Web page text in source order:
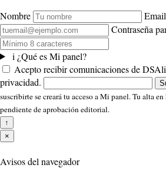
Nombre
Email
Contraseña
i ¿Qué es Mi panel?
Acepto recibir comunicaciones de
privacidad.
suscribirte se creará tu acceso a Mi panel. Tu alta
pendiente de aprobación editorial.
↑
×
Avisos del navegador